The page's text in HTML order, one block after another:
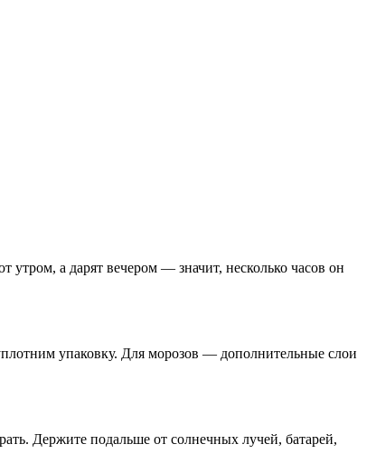
а дарят вечером — значит, несколько часов он
упаковку. Для морозов — дополнительные слои
Держите подальше от солнечных лучей, батарей,